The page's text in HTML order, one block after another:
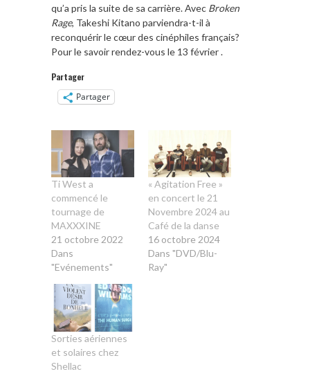
qu’a pris la suite de sa carrière. Avec Broken
Rage, Takeshi Kitano parviendra-t-il à
reconquérir le cœur des cinéphiles français?
Pour le savoir rendez-vous le 13 février .
Partager
Partager
Ti West a
commencé le
tournage de
MAXXXINE
21 octobre 2022
Dans
"Evénements"
« Agitation Free »
en concert le 21
Novembre 2024 au
Café de la danse
16 octobre 2024
Dans "DVD/Blu-
Ray"
Sorties aériennes
et solaires chez
Shellac